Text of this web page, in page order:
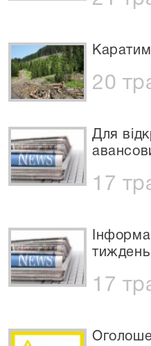
20
Для
17
тиждень
17